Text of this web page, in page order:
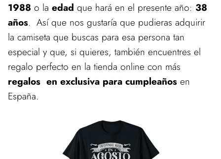
1988 o la edad que hará en el presente año: 38
años. Así que nos gustaría que pudieras adquirir
la camiseta que buscas para esa persona tan
especial y que, si quieres, también encuentres el
regalo perfecto en la tienda online con más
regalos en exclusiva para cumpleaños en
España.